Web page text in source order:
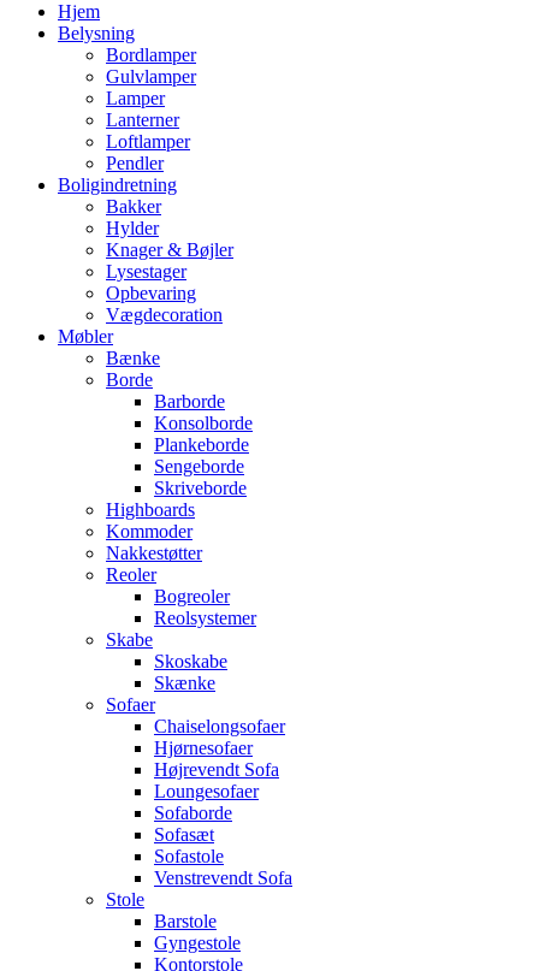
Hjem
Belysning
Bordlamper
Gulvlamper
Lamper
Lanterner
Loftlamper
Pendler
Boligindretning
Bakker
Hylder
Knager & Bøjler
Lysestager
Opbevaring
Vægdecoration
Møbler
Bænke
Borde
Barborde
Konsolborde
Plankeborde
Sengeborde
Skriveborde
Highboards
Kommoder
Nakkestøtter
Reoler
Bogreoler
Reolsystemer
Skabe
Skoskabe
Skænke
Sofaer
Chaiselongsofaer
Hjørnesofaer
Højrevendt Sofa
Loungesofaer
Sofaborde
Sofasæt
Sofastole
Venstrevendt Sofa
Stole
Barstole
Gyngestole
Kontorstole